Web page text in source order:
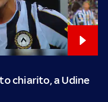
chiarito, a Udine